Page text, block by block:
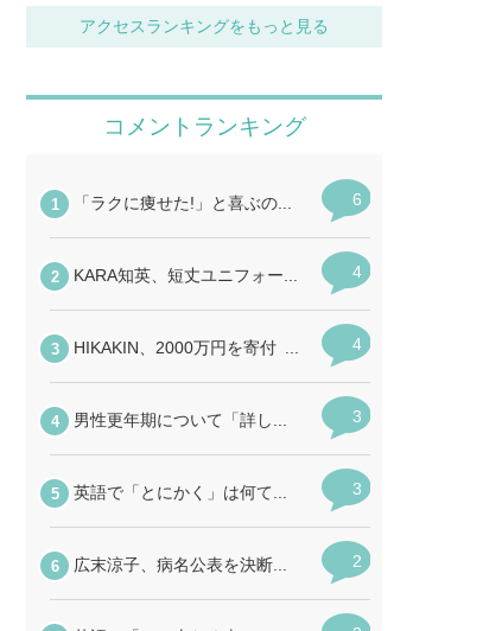
アクセスランキングをもっと見る